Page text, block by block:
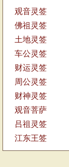
观音灵签
佛祖灵签
土地灵签
车公灵签
财运灵签
周公灵签
财神灵签
观音菩萨
吕祖灵签
江东王签